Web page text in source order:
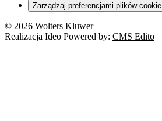
Zarządzaj preferencjami plików cookie
© 2026 Wolters Kluwer
Realizacja Ideo Powered by: CMS Edito